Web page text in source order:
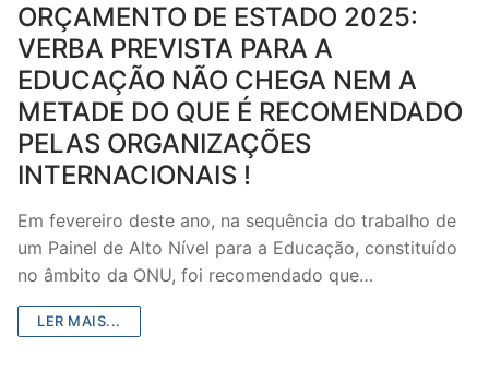
ORÇAMENTO DE ESTADO 2025:
VERBA PREVISTA PARA A
EDUCAÇÃO NÃO CHEGA NEM A
METADE DO QUE É RECOMENDADO
PELAS ORGANIZAÇÕES
INTERNACIONAIS !
Em fevereiro deste ano, na sequência do trabalho de
um Painel de Alto Nível para a Educação, constituído
no âmbito da ONU, foi recomendado que…
LER MAIS...